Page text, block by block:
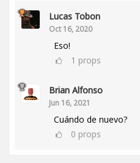
Lucas Tobon
Oct 16, 2020
Eso!
1 props
Brian Alfonso
Jun 16, 2021
Cuándo de nuevo?
0 props